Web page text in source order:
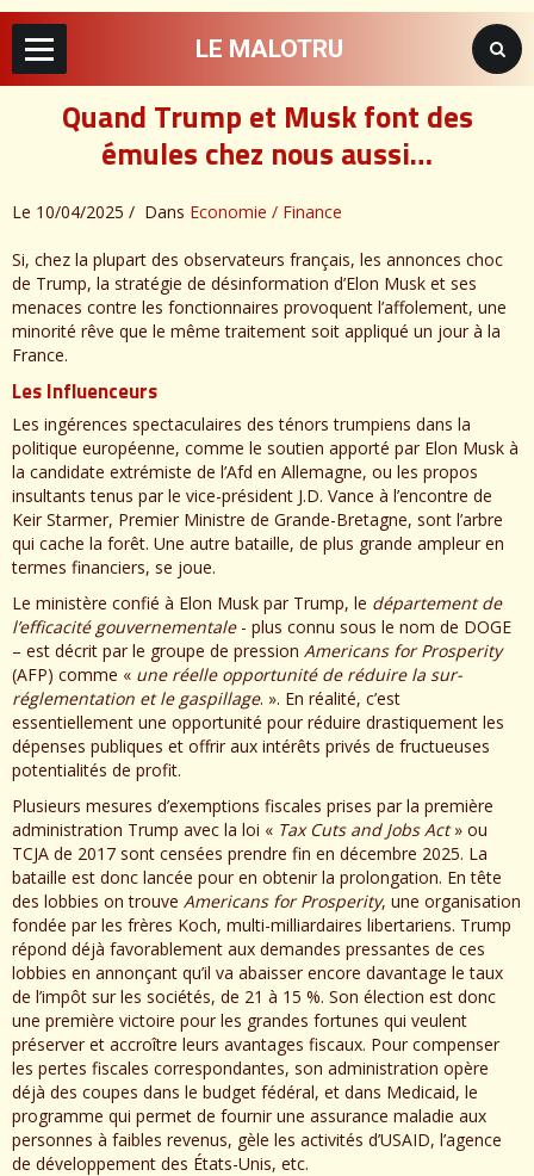
LE MALOTRU
Quand Trump et Musk font des
émules chez nous aussi…
Le 10/04/2025 Dans Economie / Finance
Si, chez la plupart des observateurs français, les annonces choc
de Trump, la stratégie de désinformation d’Elon Musk et ses
menaces contre les fonctionnaires provoquent l’affolement, une
minorité rêve que le même traitement soit appliqué un jour à la
France.
Les Influenceurs
Les ingérences spectaculaires des ténors trumpiens dans la
politique européenne, comme le soutien apporté par Elon Musk à
la candidate extrémiste de l’Afd en Allemagne, ou les propos
insultants tenus par le vice-président J.D. Vance à l’encontre de
Keir Starmer, Premier Ministre de Grande-Bretagne, sont l’arbre
qui cache la forêt. Une autre bataille, de plus grande ampleur en
termes financiers, se joue.
Le ministère confié à Elon Musk par Trump, le département de
l’efficacité gouvernementale- plus connu sous le nom de DOGE
– est décrit par le groupe de pression Americans for Prosperity
(AFP) comme « une réelle opportunité de réduire la sur-
réglementation et le gaspillage. ». En réalité, c’est
essentiellement une opportunité pour réduire drastiquement les
dépenses publiques et offrir aux intérêts privés de fructueuses
potentialités de profit.
Plusieurs mesures d’exemptions fiscales prises par la première
administration Trump avec la loi « Tax Cuts and Jobs Act» ou
TCJA de 2017 sont censées prendre fin en décembre 2025. La
bataille est donc lancée pour en obtenir la prolongation. En tête
des lobbies on trouve Americans for Prosperity, une organisation
fondée par les frères Koch, multi-milliardaires libertariens. Trump
répond déjà favorablement aux demandes pressantes de ces
lobbies en annonçant qu’il va abaisser encore davantage le taux
de l’impôt sur les sociétés, de 21 à 15 %. Son élection est donc
une première victoire pour les grandes fortunes qui veulent
préserver et accroître leurs avantages fiscaux. Pour compenser
les pertes fiscales correspondantes, son administration opère
déjà des coupes dans le budget fédéral, et dans Medicaid, le
programme qui permet de fournir une assurance maladie aux
personnes à faibles revenus, gèle les activités d’USAID, l’agence
de développement des États-Unis, etc.